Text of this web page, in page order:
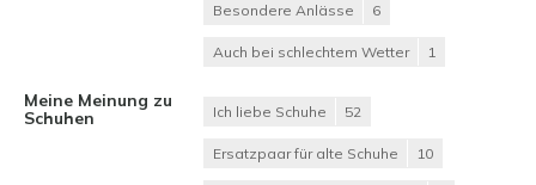
Besondere Anlässe 6
Auch bei schlechtem Wetter 1
Meine Meinung zu
Schuhen
Ich liebe Schuhe 52
Ersatzpaar für alte Schuhe 10